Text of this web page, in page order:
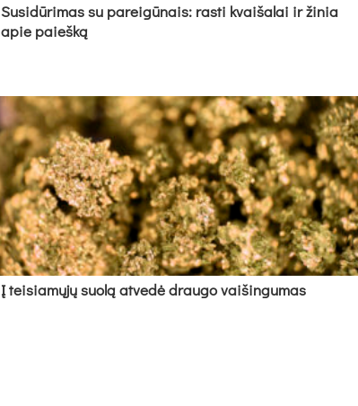
Su­si­dū­ri­mas su pa­rei­gū­nais: ras­ti kvai­ša­lai ir ži­nia
apie paieš­ką
Į tei­sia­mų­jų suo­lą at­ve­dė drau­go vai­šin­gu­mas